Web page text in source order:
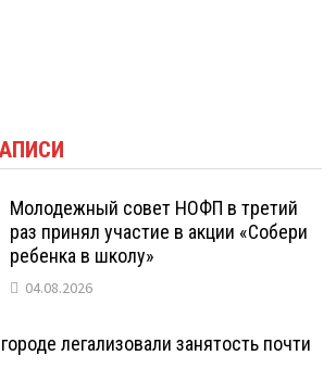
Молодежный совет НОФП в третий
раз принял участие в акции «Собери
ребенка в школу»
04.08.2026
легализовали занятость почти